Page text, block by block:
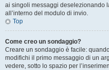
ai singoli messaggi deselezionando
all’interno del modulo di invio.
Top
Come creo un sondaggio?
Creare un sondaggio è facile:
modifichi il primo messaggio di un
vedere, sotto lo spazio per